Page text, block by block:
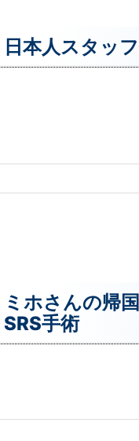
日本人スタッ
ミホさんの帰
SRS手術